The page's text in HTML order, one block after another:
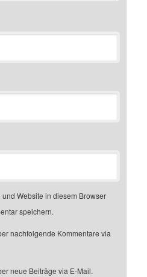
Website in diesem Browser
speichern.
nachfolgende Kommentare via
neue Beiträge via E-Mail.